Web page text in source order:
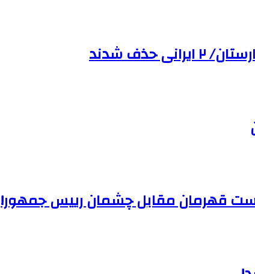
شدند
قهرمان مقابل چشمان رییس جمهور!